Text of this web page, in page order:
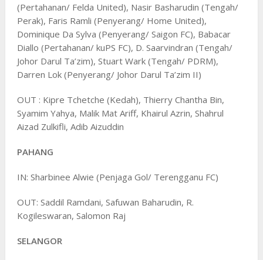
(Pertahanan/ Felda United), Nasir Basharudin (Tengah/
Perak), Faris Ramli (Penyerang/ Home United),
Dominique Da Sylva (Penyerang/ Saigon FC), Babacar
Diallo (Pertahanan/ kuPS FC), D. Saarvindran (Tengah/
Johor Darul Ta’zim), Stuart Wark (Tengah/ PDRM),
Darren Lok (Penyerang/ Johor Darul Ta’zim II)
OUT : Kipre Tchetche (Kedah), Thierry Chantha Bin,
Syamim Yahya, Malik Mat Ariff, Khairul Azrin, Shahrul
Aizad Zulkifli, Adib Aizuddin
PAHANG
IN: Sharbinee Alwie (Penjaga Gol/ Terengganu FC)
OUT: Saddil Ramdani, Safuwan Baharudin, R.
Kogileswaran, Salomon Raj
SELANGOR